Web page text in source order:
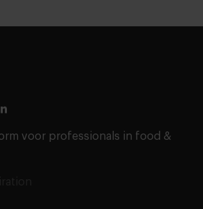
voor professionals in food &